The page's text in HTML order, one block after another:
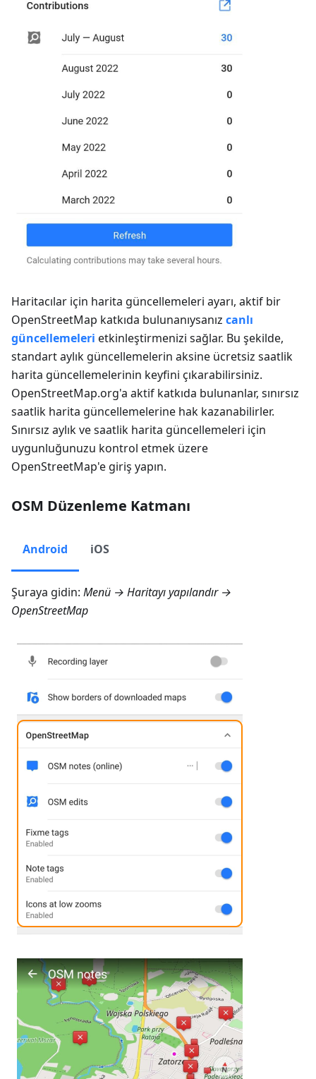
Haritacılar için harita güncellemeleri ayarı, aktif bir
OpenStreetMap katkıda bulunanıysanız canlı
güncellemeleri etkinleştirmenizi sağlar. Bu şekilde,
standart aylık güncellemelerin aksine ücretsiz saatlik
harita güncellemelerinin keyfini çıkarabilirsiniz.
OpenStreetMap.org'a aktif katkıda bulunanlar, sınırsız
saatlik harita güncellemelerine hak kazanabilirler.
Sınırsız aylık ve saatlik harita güncellemeleri için
uygunluğunuzu kontrol etmek üzere
OpenStreetMap'e giriş yapın.
OSM Düzenleme Katmanı
Android iOS
Şuraya gidin: Menü → Haritayı yapılandır →
OpenStreetMap